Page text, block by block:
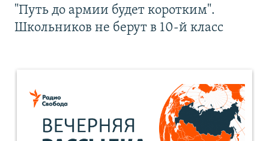
"Путь до армии будет коротким".
Школьников не берут в 10-й класс